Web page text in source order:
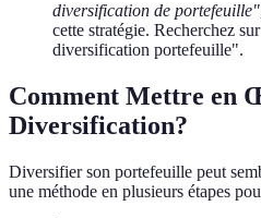
diversification de portefeuille"
cette stratégie. Recherchez
diversification portefeuille".
Comment Mettre en
Diversification?
Diversifier son portefeuille peut
une méthode en plusieurs étapes